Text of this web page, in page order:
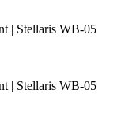
| Stellaris WB-05
| Stellaris WB-05